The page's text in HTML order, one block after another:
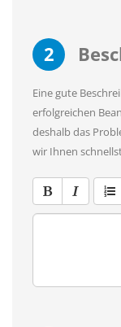
2
Eine gute
erfolgreichen
deshalb das
wir Ihnen